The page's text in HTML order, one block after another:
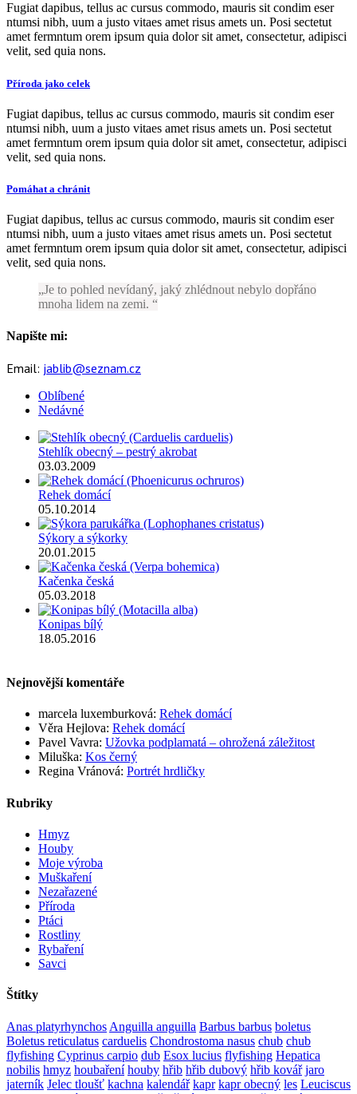
Fugiat dapibus, tellus ac cursus commodo, mauris sit condim eser
ntumsi nibh, uum a justo vitaes amet risus amets un. Posi sectetut
amet fermntum orem ipsum quia dolor sit amet, consectetur, adipisci
velit, sed quia nons.
Příroda jako celek
Fugiat dapibus, tellus ac cursus commodo, mauris sit condim eser
ntumsi nibh, uum a justo vitaes amet risus amets un. Posi sectetut
amet fermntum orem ipsum quia dolor sit amet, consectetur, adipisci
velit, sed quia nons.
Pomáhat a chránit
Fugiat dapibus, tellus ac cursus commodo, mauris sit condim eser
ntumsi nibh, uum a justo vitaes amet risus amets un. Posi sectetut
amet fermntum orem ipsum quia dolor sit amet, consectetur, adipisci
velit, sed quia nons.
Je to pohled nevídaný, jaký zhlédnout nebylo dopřáno
mnoha lidem na zemi.
Napište mi:
Email: jablib@seznam.cz
Oblíbené
Nedávné
Stehlík obecný – pestrý akrobat
03.03.2009
Rehek domácí
05.10.2014
Sýkory a sýkorky
20.01.2015
Kačenka česká
05.03.2018
Konipas bílý
18.05.2016
Nejnovější komentáře
marcela luxemburková: Rehek domácí
Věra Hejlova: Rehek domácí
Pavel Vavra: Užovka podplamatá – ohrožená záležitost
Miluška: Kos černý
Regina Vránová: Portrét hrdličky
Rubriky
Hmyz
Houby
Moje výroba
Muškaření
Nezařazené
Příroda
Ptáci
Rostliny
Rybaření
Savci
Štítky
Anas platyrhynchos Anguilla anguilla Barbus barbus boletus
Boletus reticulatus carduelis Chondrostoma nasus chub chub
flyfishing Cyprinus carpio dub Esox lucius flyfishing Hepatica
nobilis hmyz houbaření houby hřib hřib dubový hřib kovář jaro
jaterník Jelec tloušť kachna kalendář kapr kapr obecný les Leuciscus